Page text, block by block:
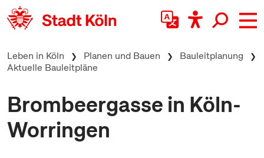
zum Inhalt springen
Leben in Köln Planen und Bauen
Bauleitplanung
Aktuelle Bauleitpläne
Brombeergasse in Köln-
Worringen